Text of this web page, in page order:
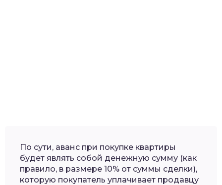
По сути, аванс при покупке квартиры
будет являть собой денежную сумму (как
правило, в размере 10% от суммы сделки),
которую покупатель уплачивает продавцу